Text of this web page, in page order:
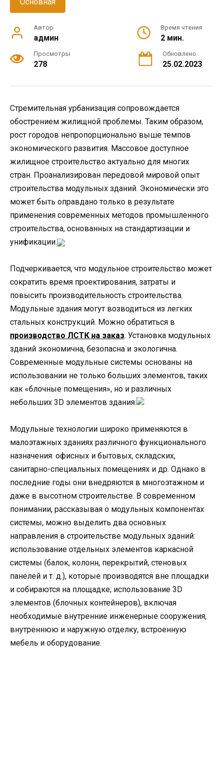
Автор
админ
Время чтения
2 мин.
Просмотры
278
Обновлено
25.02.2023
Стремительная урбанизация сопровождается
обострением жилищной проблемы. Таким образом,
рост городов непропорционально выше темпов
экономического развития. Массовое доступное
жилищное строительство актуально для многих
стран. Проанализирован передовой мировой опыт
строительства модульных зданий. Экономически это
может быть оправдано только в результате
применения современных методов промышленного
строительства, основанных на стандартизации и
унификации.
Подчеркивается, что модульное строительство может
сократить время проектирования, затраты и
повысить производительность строительства.
Модульные здания могут возводиться из легких
стальных конструкций. Можно обратиться в
производство ЛСТК на заказ. Установка модульных
зданий экономична, безопасна и экологична.
Современные модульные системы основаны на
использовании не только больших элементов, таких
как «блочные помещения», но и различных
небольших 3D элементов здания.
Модульные технологии широко применяются в
малоэтажных зданиях различного функционального
назначения: офисных и бытовых, складских,
санитарно-специальных помещениях и др. Однако в
последние годы они внедряются в многоэтажном и
даже в высотном строительстве. В современном
понимании, рассказывая о модульных компонентах
системы, можно выделить два основных
направления в строительстве модульных зданий:
использование отдельных элементов каркасной
системы (балок, колонн, перекрытий, стеновых
панелей и т. д.), которые производятся вне площадки
и собираются на площадке; использование 3D
элементов (блочных контейнеров), включая
необходимые внутренние инженерные сооружения,
внутреннюю и наружную отделку, встроенную
мебель и оборудование.